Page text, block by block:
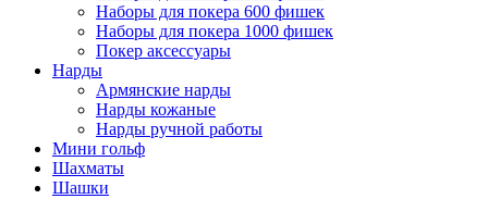
Наборы для покера 600 фишек
Наборы для покера 1000 фишек
Покер аксессуары
Нарды
Армянские нарды
Нарды кожаные
Нарды ручной работы
Мини гольф
Шахматы
Шашки